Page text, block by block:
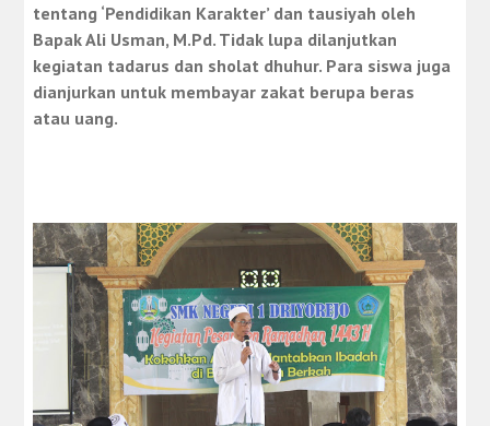
tentang ‘Pendidikan Karakter’ dan tausiyah oleh
Bapak Ali Usman, M.Pd. Tidak lupa dilanjutkan
kegiatan tadarus dan sholat dhuhur. Para siswa juga
dianjurkan untuk membayar zakat berupa beras
atau uang.